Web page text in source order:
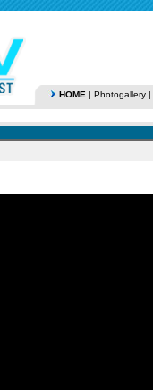
HOME | Photogallery |